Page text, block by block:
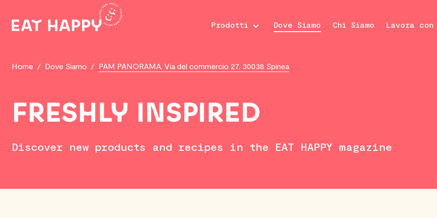
MAIN
Prodotti Dove Siamo Chi Siamo Lavora
Home / Dove Siamo / PAM PANORAMA, Via del commercio 27, 30038 Spinea
FRESHLY INSPIRED
Discover new products and recipes in the EAT HAPPY magazine